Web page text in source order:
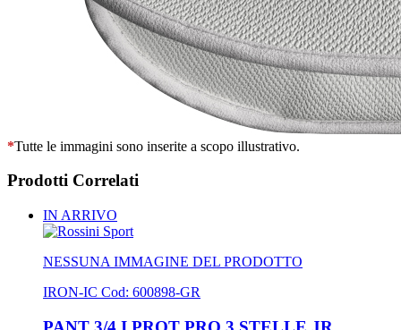
*Tutte le immagini sono inserite a scopo illustrativo.
Prodotti Correlati
IN ARRIVO
NESSUNA IMMAGINE DEL PRODOTTO
IRON-IC Cod: 600898-GR